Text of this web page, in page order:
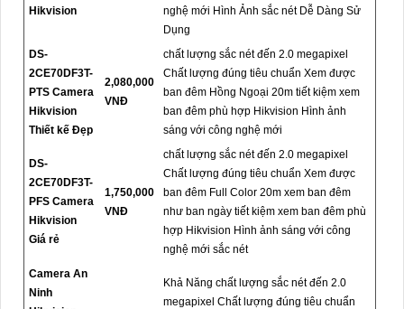
Hikvision
nghệ mới Hình Ảnh sắc nét Dễ Dàng Sử
Dụng
DS-
2CE70DF3T-
PTS Camera
Hikvision
Thiết kế Đẹp
2,080,000
VNĐ
chất lượng sắc nét đến 2.0 megapixel
Chất lượng đúng tiêu chuẩn Xem được
ban đêm Hồng Ngoại 20m tiết kiệm xem
ban đêm phù hợp Hikvision Hình ảnh
sáng với công nghệ mới
DS-
2CE70DF3T-
PFS Camera
Hikvision
Giá rẻ
1,750,000
VNĐ
chất lượng sắc nét đến 2.0 megapixel
Chất lượng đúng tiêu chuẩn Xem được
ban đêm Full Color 20m xem ban đêm
như ban ngày tiết kiệm xem ban đêm phù
hợp Hikvision Hình ảnh sáng với công
nghệ mới sắc nét
Camera An
Ninh
Khả Năng chất lượng sắc nét đến 2.0
megapixel Chất lượng đúng tiêu chuẩn